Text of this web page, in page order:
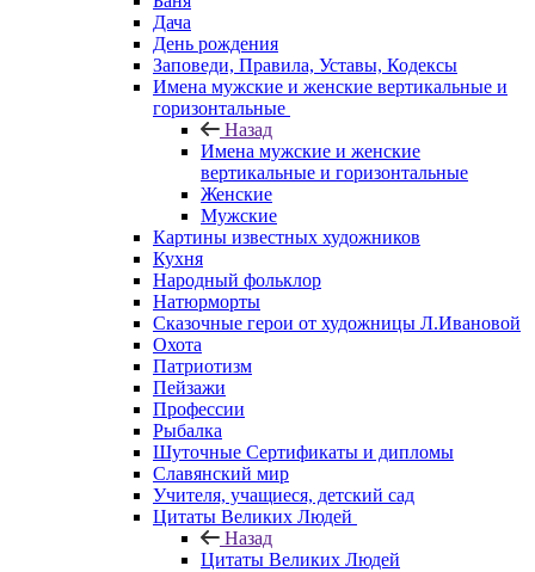
Дача
День рождения
Заповеди, Правила, Уставы, Кодексы
Имена мужские и женские вертикальные и
горизонтальные
Назад
Имена мужские и женские
вертикальные и горизонтальные
Женские
Мужские
Картины известных художников
Кухня
Народный фольклор
Натюрморты
Сказочные герои от художницы Л.Ивановой
Охота
Патриотизм
Пейзажи
Профессии
Рыбалка
Шуточные Сертификаты и дипломы
Славянский мир
Учителя, учащиеся, детский сад
Цитаты Великих Людей
Назад
Цитаты Великих Людей